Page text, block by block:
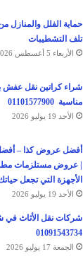
حماية الفلل والمنازل
تلف التشطيبات
الأربعاء 5 أغسطس 2026
شراء كراتين نقل عفش
مناسبة 01101577900
الأحد 19 يوليو 2026
أفضل عروض كذا –
| عروض مستلزمات
الأجهزة التي تجعل
الأحد 19 يوليو 2026
شركات نقل الأثاث في
01091543734
الجمعة 17 يوليو 2026